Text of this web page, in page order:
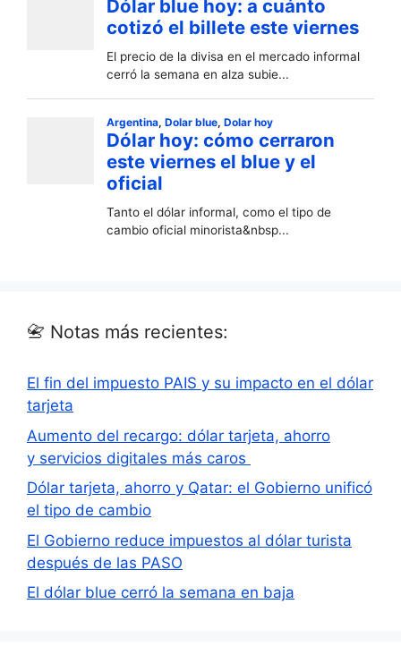
📇 Notas más recientes:
El fin del impuesto PAIS y su impacto en el dólar
tarjeta
Aumento del recargo: dólar tarjeta, ahorro
y servicios digitales más caros
Dólar tarjeta, ahorro y Qatar: el Gobierno unificó
el tipo de cambio
El Gobierno reduce impuestos al dólar turista
después de las PASO
El dólar blue cerró la semana en baja